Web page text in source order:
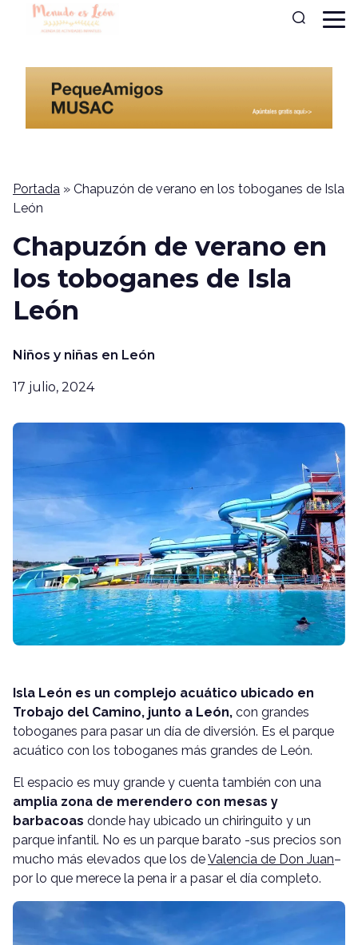
Portada » Chapuzón de verano en los toboganes de Isla
León
Chapuzón de verano en
los toboganes de Isla
León
Niños y niñas en León
17 julio, 2024
Isla León es un complejo acuático ubicado en
Trobajo del Camino, junto a León, con grandes
toboganes para pasar un día de diversión. Es el parque
acuático con los toboganes más grandes de León.
El espacio es muy grande y cuenta también con una
amplia zona de merendero con mesas y
barbacoas donde hay ubicado un chiringuito y un
parque infantil. No es un parque barato -sus precios son
mucho más elevados que los deValencia de Don Juan–
por lo que merece la pena ir a pasar el día completo.